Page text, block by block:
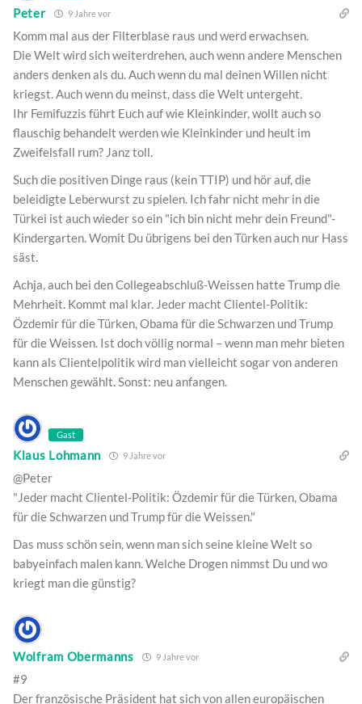
Peter 9 Jahre vor
Komm mal aus der Filterblase raus und werd erwachsen.
Die Welt wird sich weiterdrehen, auch wenn andere Menschen
anders denken als du. Auch wenn du mal deinen Willen nicht
kriegst. Auch wenn du meinst, dass die Welt untergeht.
Ihr Femifuzzis führt Euch auf wie Kleinkinder, wollt auch so
flauschig behandelt werden wie Kleinkinder und heult im
Zweifelsfall rum? Janz toll.
Such die positiven Dinge raus (kein TTIP) und hör auf, die
beleidigte Leberwurst zu spielen. Ich fahr nicht mehr in die
Türkei ist auch wieder so ein "ich bin nicht mehr dein Freund"-
Kindergarten. Womit Du übrigens bei den Türken auch nur Hass
säst.
Achja, auch bei den Collegeabschluß-Weissen hatte Trump die
Mehrheit. Kommt mal klar. Jeder macht Clientel-Politik:
Özdemir für die Türken, Obama für die Schwarzen und Trump
für die Weissen. Ist doch völlig normal – wenn man mehr bieten
kann als Clientelpolitik wird man vielleicht sogar von anderen
Menschen gewählt. Sonst: neu anfangen.
Gast
Klaus Lohmann 9 Jahre vor
@Peter
"Jeder macht Clientel-Politik: Özdemir für die Türken, Obama
für die Schwarzen und Trump für die Weissen."
Das muss schön sein, wenn man sich seine kleine Welt so
babyeinfach malen kann. Welche Drogen nimmst Du und wo
kriegt man die günstig?
Wolfram Obermanns 9 Jahre vor
#9
Der französische Präsident hat sich von allen europäischen